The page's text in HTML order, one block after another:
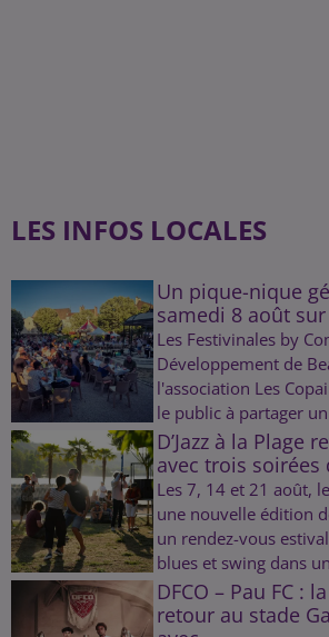
LES INFOS LOCALES
Un pique-nique
samedi 8 août
Les Festivinales by
Développement de
l'association Les
le public à partager
D’Jazz à la Plage
avec trois soirées
Les 7, 14 et 21 août,
une nouvelle édition
un rendez-vous
blues et swing dans
DFCO – Pau FC :
retour au stade